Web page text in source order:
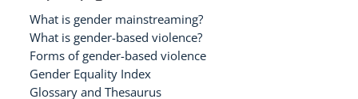
What is gender mainstreaming?
What is gender-based violence?
Forms of gender-based violence
Gender Equality Index
Glossary and Thesaurus